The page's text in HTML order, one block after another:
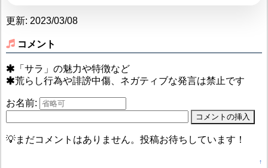
更新: 2023/03/08
コメント
「サラ」の魅力や特徴など
荒らし行為や誹謗中傷、ネガティブな発言は禁止です
お名前:
💡まだコメントはありません。投稿お待ちしています！
↑